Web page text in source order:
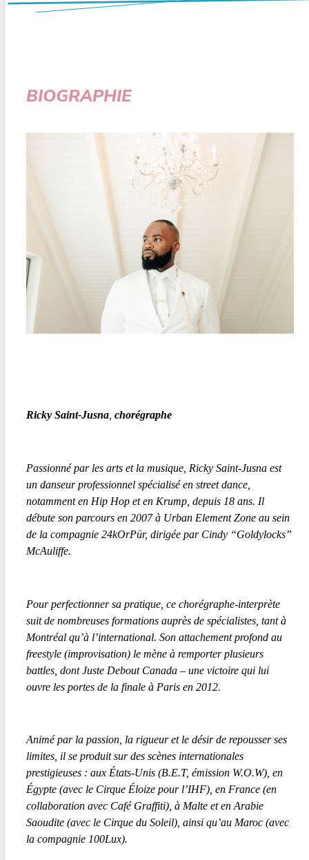
BIOGRAPHIE
Ricky Saint-Jusna, chorégraphe
Passionné par les arts et la musique, Ricky Saint-Jusna est
un danseur professionnel spécialisé en street dance,
notamment en Hip Hop et en Krump, depuis 18 ans. Il
débute son parcours en 2007 à Urban Element Zone au sein
de la compagnie 24kOrPür, dirigée par Cindy “Goldylocks”
McAuliffe.
Pour perfectionner sa pratique, ce chorégraphe-interprète
suit de nombreuses formations auprès de spécialistes, tant à
Montréal qu’à l’international. Son attachement profond au
freestyle (improvisation) le mène à remporter plusieurs
battles, dont Juste Debout Canada – une victoire qui lui
ouvre les portes de la finale à Paris en 2012.
Animé par la passion, la rigueur et le désir de repousser ses
limites, il se produit sur des scènes internationales
prestigieuses : aux États-Unis (B.E.T, émission W.O.W), en
Égypte (avec le Cirque Éloize pour l’IHF), en France (en
collaboration avec Café Graffiti), à Malte et en Arabie
Saoudite (avec le Cirque du Soleil), ainsi qu’au Maroc (avec
la compagnie 100Lux).